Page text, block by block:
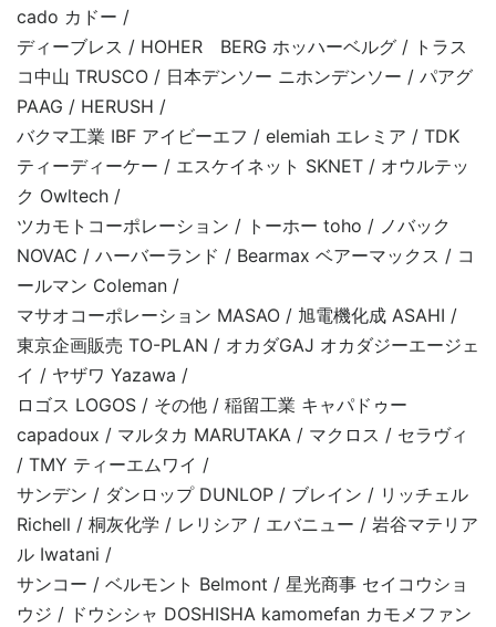
cado カドー /
ディーブレス / HOHER BERG ホッハーベルグ / トラス
コ中山 TRUSCO / 日本デンソー ニホンデンソー / パアグ
PAAG / HERUSH /
バクマ工業 IBF アイビーエフ / elemiah エレミア / TDK
ティーディーケー / エスケイネット SKNET / オウルテッ
ク Owltech /
ツカモトコーポレーション / トーホー toho / ノバック
NOVAC / ハーバーランド / Bearmax ベアーマックス / コ
ールマン Coleman /
マサオコーポレーション MASAO / 旭電機化成 ASAHI /
東京企画販売 TO-PLAN / オカダGAJ オカダジーエージェ
イ / ヤザワ Yazawa /
ロゴス LOGOS / その他 / 稲留工業 キャパドゥー
capadoux / マルタカ MARUTAKA / マクロス / セラヴィ
/ TMY ティーエムワイ /
サンデン / ダンロップ DUNLOP / ブレイン / リッチェル
Richell / 桐灰化学 / レリシア / エバニュー / 岩谷マテリア
ル Iwatani /
サンコー / ベルモント Belmont / 星光商事 セイコウショ
ウジ / ドウシシャ DOSHISHA kamomefan カモメファン